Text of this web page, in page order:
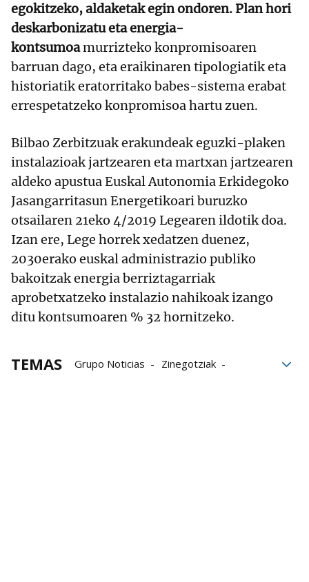
egokitzeko, aldaketak egin ondoren. Plan hori
deskarbonizatu eta energia-
kontsumoamurrizteko konpromisoaren
barruan dago, eta eraikinaren tipologiatik eta
historiatik eratorritako babes-sistema erabat
errespetatzeko konpromisoa hartu zuen.
Bilbao Zerbitzuak erakundeak eguzki-plaken
instalazioak jartzearen eta martxan jartzearen
aldeko apustua Euskal Autonomia Erkidegoko
Jasangarritasun Energetikoari buruzko
otsailaren 21eko 4/2019 Legearen ildotik doa.
Izan ere, Lege horrek xedatzen duenez,
2030erako euskal administrazio publiko
bakoitzak energia berriztagarriak
aprobetxatzeko instalazio nahikoak izango
ditu kontsumoaren % 32 hornitzeko.
TEMAS Grupo Noticias
Zinegotziak